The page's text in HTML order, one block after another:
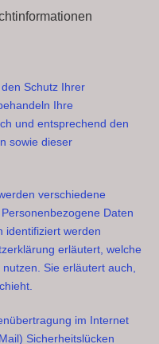
Schutz Ihrer
Ihre
und entsprechend den
sowie dieser
verschiedene
Daten
identifiziert werden
erläutert, welche
Sie erläutert auch,
im Internet
Sicherheitslücken